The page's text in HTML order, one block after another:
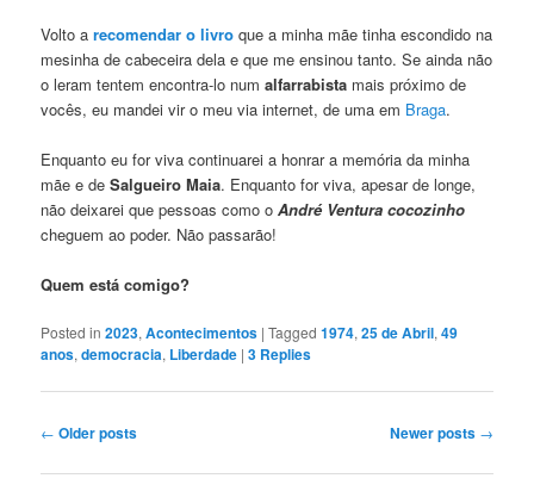
Volto arecomendar o livro que a minha mãe tinha escondido na
mesinha de cabeceira dela e que me ensinou tanto. Se ainda não
o leram tentem encontra-lo numalfarrabista mais próximo de
vocês, eu mandei vir o meu via internet, de uma em Braga.
Enquanto eu for viva continuarei a honrar a memória da minha
mãe e de Salgueiro Maia. Enquanto for viva, apesar de longe,
não deixarei que pessoas como oAndré Ventura cocozinho
cheguem ao poder. Não passarão!
Quem está comigo?
Posted in 2023,Acontecimentos |Tagged 1974,25 de Abril,49
anos,democracia, Liberdade |3 Replies
Post
← Older posts Newer posts →